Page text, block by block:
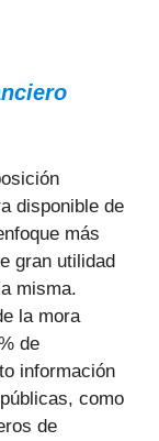
disponible de
más
gran utilidad
misma.
la mora
de
información
como
de